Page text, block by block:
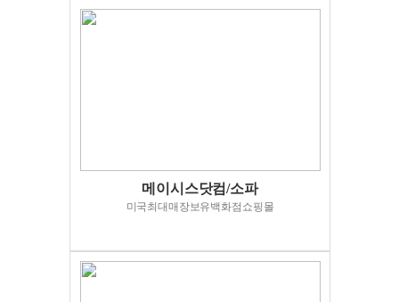
메이시스닷컴/소파
미국최대매장보유백화점쇼핑몰